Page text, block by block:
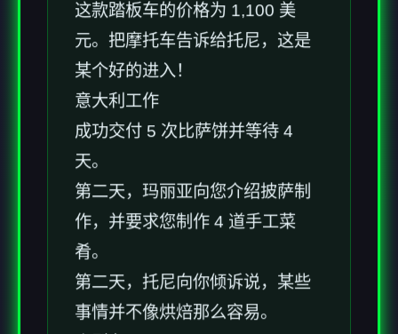
这款踏板车的价格为 1,100 美
元。把摩托车告诉给托尼，这是
某个好的进入！
意大利工作
成功交付 5 次比萨饼并等待 4
天。
第二天，玛丽亚向您介绍披萨制
作，并要求您制作 4 道手工菜
肴。
第二天，托尼向你倾诉说，某些
事情并不像烘焙那么容易。